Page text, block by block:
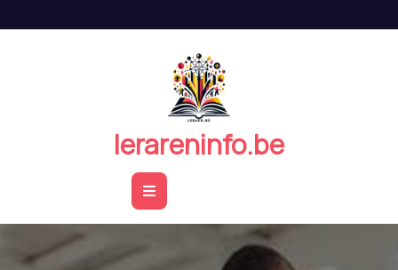
de
lerareninfo.be
Open
Button